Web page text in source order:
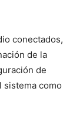
conectados,
de la
de
sistema como